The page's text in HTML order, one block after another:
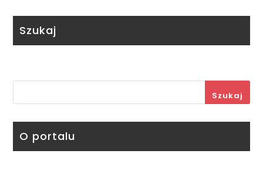
Szukaj
Szukaj
O portalu